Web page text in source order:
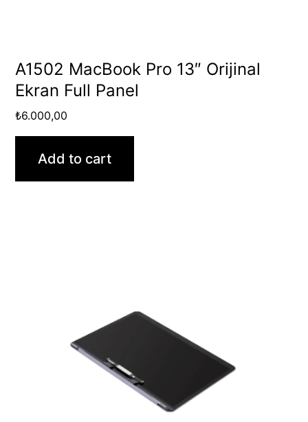
A1502 MacBook Pro 13″ Orijinal
Ekran Full Panel
₺6.000,00
Add to cart